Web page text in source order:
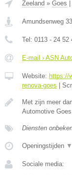
Zeeland » Goes
Amundsenweg 33
Tel: 0113 - 24 52
E-mail › ASN
Website: https://
renova-goes
Met zijn meer
Automotive Goes
Diensten
Openingstijden ▼
Sociale media: